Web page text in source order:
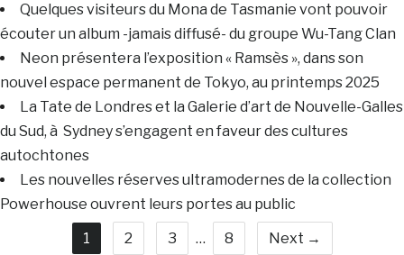
Quelques visiteurs du Mona de Tasmanie vont pouvoir
écouter un album -jamais diffusé- du groupe Wu-Tang Clan
Neon présentera l’exposition « Ramsès », dans son
nouvel espace permanent de Tokyo, au printemps 2025
La Tate de Londres et la Galerie d’art de Nouvelle-Galles
du Sud, à Sydney s’engagent en faveur des cultures
autochtones
Les nouvelles réserves ultramodernes de la collection
Powerhouse ouvrent leurs portes au public
1
2 3 … 8 Next →